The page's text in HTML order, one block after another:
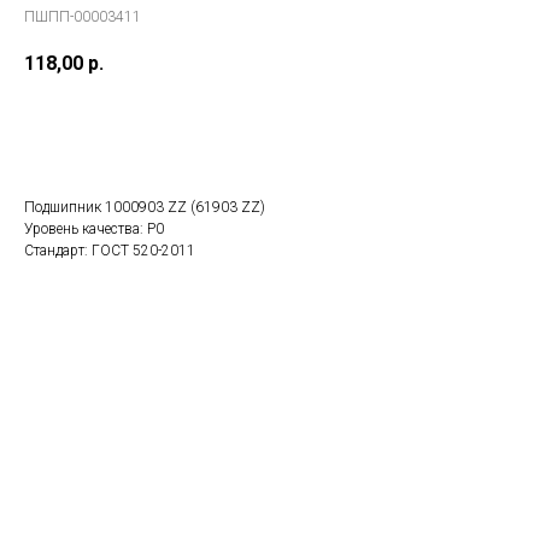
ПШПП-00003411
118,00 р.
Подшипник 1000903 ZZ (61903 ZZ)
Уровень качества: P0
Стандарт: ГОСТ 520-2011